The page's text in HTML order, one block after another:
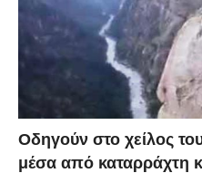
Οδηγούν στο χείλος
μέσα από καταρράχτη